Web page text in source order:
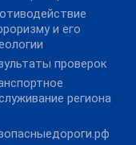
и его
проверок
региона